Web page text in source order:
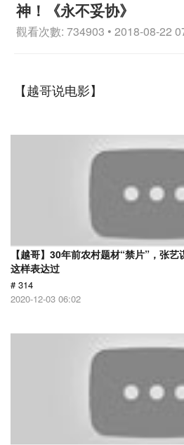
神！《永不妥协》
觀看次數: 734903 • 2018-08-22
【越哥说电影】
【越哥】30年前农村题材“禁片”，张
这样表达过
# 314
2020-12-03 06:02